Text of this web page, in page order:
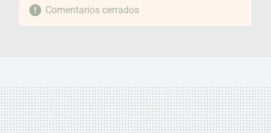
Comentarios cerrados